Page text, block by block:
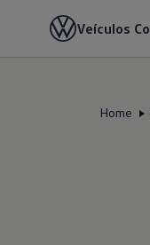
Veículos
Home